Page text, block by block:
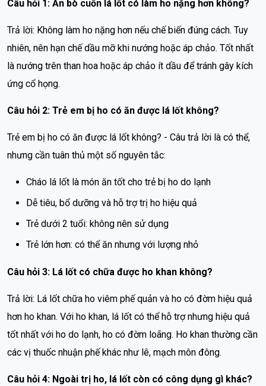
Câu hỏi 1: Ăn bò cuốn lá lốt có làm ho nặng hơn không?
Trả lời: Không làm ho nặng hơn nếu chế biến đúng cách. Tuy
nhiên, nên hạn chế dầu mỡ khi nướng hoặc áp chảo. Tốt nhất
là nướng trên than hoa hoặc áp chảo ít dầu để tránh gây kích
ứng cổ họng.
Câu hỏi 2: Trẻ em bị ho có ăn được lá lốt không?
Trẻ em bị ho có ăn được lá lốt không? - Câu trả lời là có thể,
nhưng cần tuân thủ một số nguyên tắc:
Cháo lá lốt là món ăn tốt cho trẻ bị ho do lạnh
Dễ tiêu, bổ dưỡng và hỗ trợ trị ho hiệu quả
Trẻ dưới 2 tuổi: không nên sử dụng
Trẻ lớn hơn: có thể ăn nhưng với lượng nhỏ
Câu hỏi 3: Lá lốt có chữa được ho khan không?
Trả lời: Lá lốt chữa ho viêm phế quản và ho có đờm hiệu quả
hơn ho khan. Với ho khan, lá lốt có thể hỗ trợ nhưng hiệu quả
tốt nhất với ho do lạnh, ho có đờm loãng. Ho khan thường cần
các vị thuốc nhuận phế khác như lê, mạch môn đông.
Câu hỏi 4: Ngoài trị ho, lá lốt còn có công dụng gì khác?